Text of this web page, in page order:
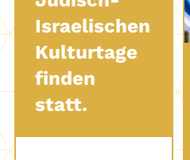
Israelischen
Kulturtage
finden
statt.